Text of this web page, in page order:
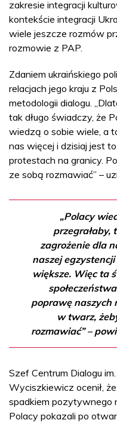
zakresie integracji
kontekście integracji
wiele jeszcze rozmów
rozmowie z PAP.
Zdaniem ukraińskiego
relacjach jego kraju z
metodologii dialogu.
tak długo świadczy, że
wiedzą o sobie wiele, a
nas więcej i dzisiaj jest
protestach na granicy.
ze sobą rozmawiać” –
„Polacy
przegrałaby,
zagrożenie dla
naszej
większe. Więc ta
poprawę naszych
w twarz,
rozmawiać” –
Szef Centrum Dialogu
Wyciszkiewicz ocenił,
spadkiem pozytywnego
Polacy pokazali po